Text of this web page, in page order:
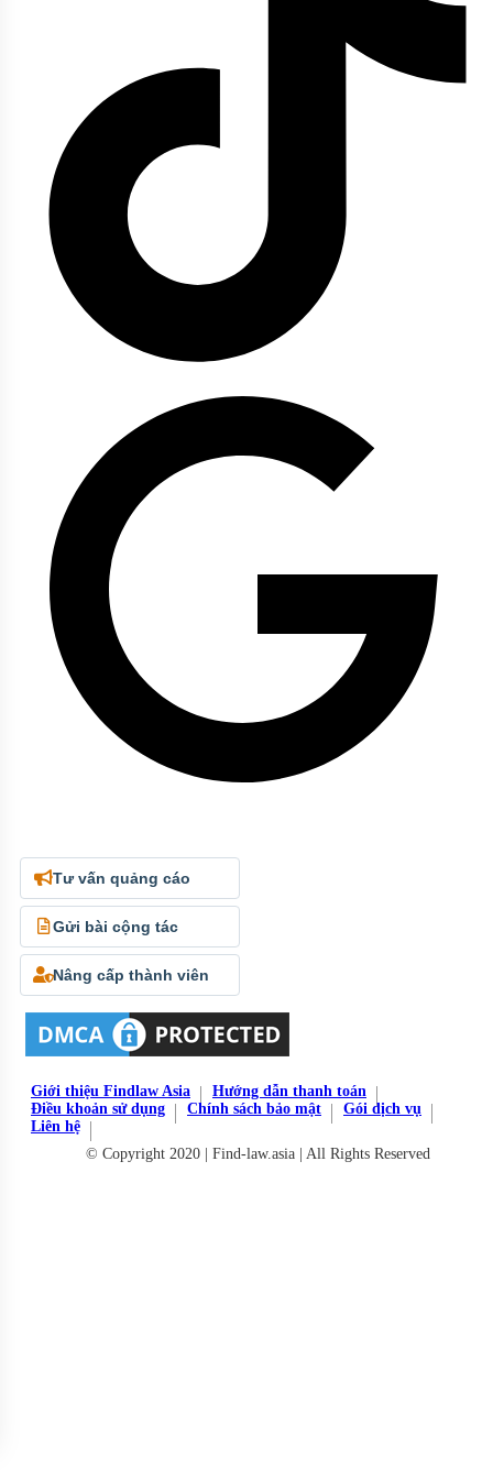
Tư vấn quảng cáo
Gửi bài cộng tác
Nâng cấp thành viên
Giới thiệu Findlaw Asia
Hướng dẫn thanh toán
Điều khoản sử dụng
Chính sách bảo mật
Gói dịch vụ
Liên hệ
© Copyright 2020 | Find-law.asia | All Rights Reserved